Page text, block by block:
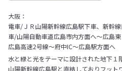
大阪：
電車/ＪＲ山陽新幹線広島駅下車、新幹
車/山陽自動車道広島市内方面へ～広島
広島高速2号線～府中IC～広島駅方面へ
水と緑と光をテーマに設計された地下１
山陽新幹線広島駅と直結しておりフット